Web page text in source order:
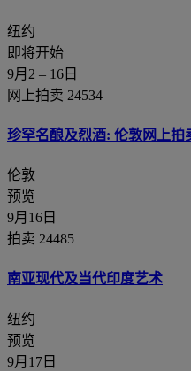
纽约
即将开始
9月2 – 16日
网上拍卖 24534
珍罕名酿及烈酒: 伦敦网上拍
伦敦
预览
9月16日
拍卖 24485
南亚现代及当代印度艺术
纽约
预览
9月17日